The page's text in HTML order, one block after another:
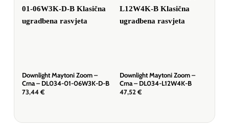
Downlight Maytoni Zoom –
Crna – DL034-01-06W3K-D-B
73,44 €
Downlight Maytoni Zoom –
Crna – DL034-L12W4K-B
47,52 €